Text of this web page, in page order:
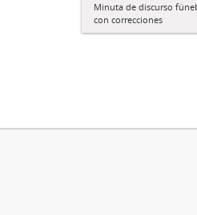
Minuta de discurso
con correcciones